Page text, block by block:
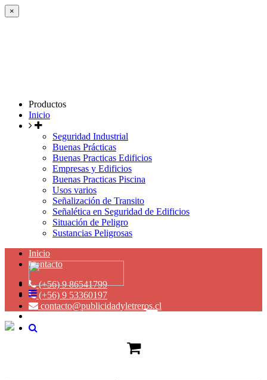
×
Productos
Inicio
Seguridad Industrial
Buenas Prácticas
Buenas Practicas Edificios
Empresas y Edificios
Buenas Practicas Piscina
Usos varios
Señalización de Transito
Señalética en Seguridad de Edificios
Situación de Peligro
Sustancias Peligrosas
Inicio
Contacto
(+56) 9 86541799
(+56) 9 53360197
contacto@publicidadyletreros.cl